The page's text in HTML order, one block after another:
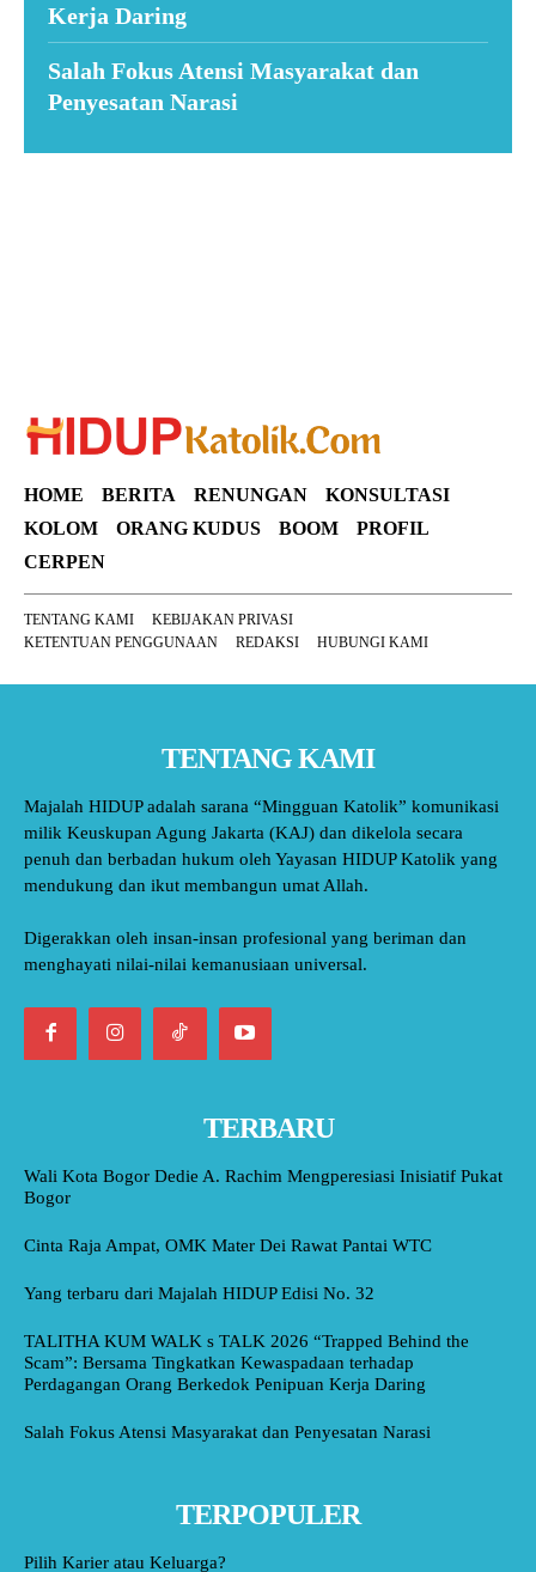
Kerja Daring
Salah Fokus Atensi Masyarakat dan
Penyesatan Narasi
HOME BERITA RENUNGAN
KONSULTASI
KOLOM
ORANG KUDUS BOOM
PROFIL
CERPEN
TENTANG KAMI
KEBIJAKAN PRIVASI
KETENTUAN PENGGUNAAN
REDAKSI HUBUNGI KAMI
TENTANG KAMI
Majalah HIDUP adalah sarana “Mingguan Katolik” komunikasi
milik Keuskupan Agung Jakarta (KAJ) dan dikelola secara
penuh dan berbadan hukum oleh Yayasan HIDUP Katolik yang
mendukung dan ikut membangun umat Allah.
Digerakkan oleh insan-insan profesional yang beriman dan
menghayati nilai-nilai kemanusiaan universal.
TERBARU
Wali Kota Bogor Dedie A. Rachim Mengperesiasi Inisiatif Pukat
Bogor
Cinta Raja Ampat, OMK Mater Dei Rawat Pantai WTC
Yang terbaru dari Majalah HIDUP Edisi No. 32
TALITHA KUM WALK s TALK 2026 “Trapped Behind the
Scam”: Bersama Tingkatkan Kewaspadaan terhadap
Perdagangan Orang Berkedok Penipuan Kerja Daring
Salah Fokus Atensi Masyarakat dan Penyesatan Narasi
TERPOPULER
Pilih Karier atau Keluarga?